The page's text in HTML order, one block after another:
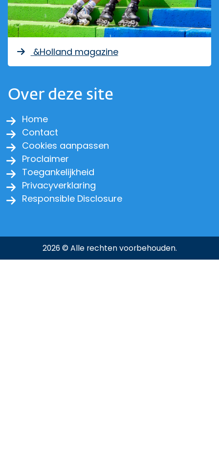
&Holland magazine
Over deze site
Home
Contact
Cookies aanpassen
Proclaimer
Toegankelijkheid
Privacyverklaring
Responsible Disclosure
2026 © Alle rechten voorbehouden.